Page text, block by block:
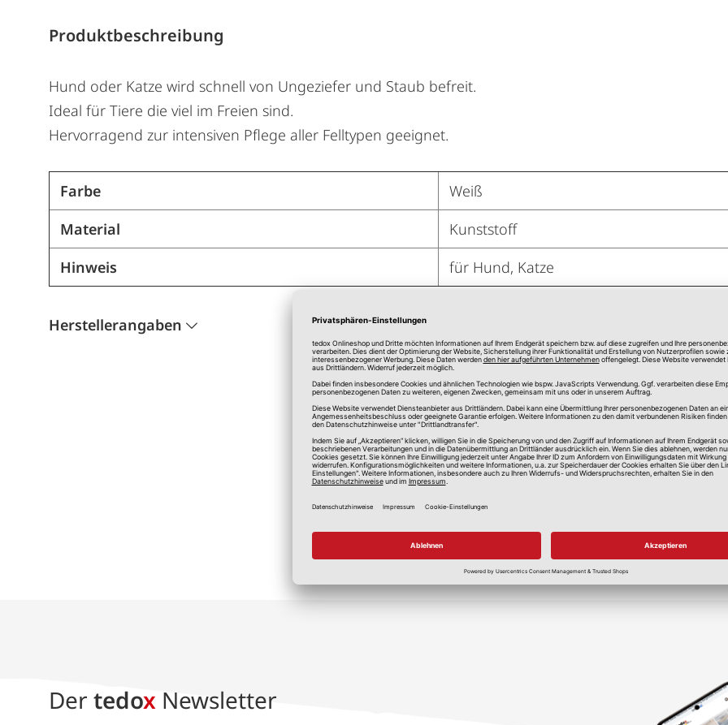
Produktbeschreibung
Hund oder Katze wird schnell von Ungeziefer und Staub befreit.
Ideal für Tiere die viel im Freien sind.
Hervorragend zur intensiven Pflege aller Felltypen geeignet.
Farbe
Weiß
Material
Kunststoff
Hinweis
für Hund, Katze
Herstellerangaben
*Alle Preise in Euro, inkl. gesetzlicher Mehrwertsteuer, zzgl.
Der tedox Newsletter